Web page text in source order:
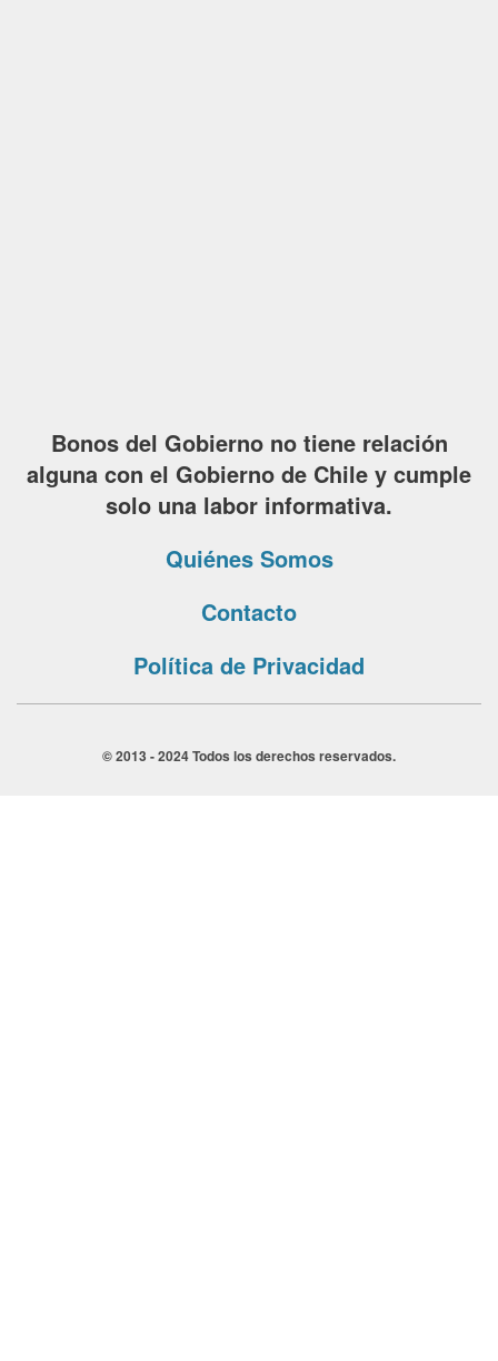
Bonos del Gobierno no tiene relación
alguna con el Gobierno de Chile y cumple
solo una labor informativa.
Quiénes Somos
Contacto
Política de Privacidad
© 2013 - 2024 Todos los derechos reservados.